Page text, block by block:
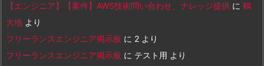
【エンジニア】【案件】AWS技術問い合わせ、ナレッジ提供 に 鶴
大地 より
フリーランスエンジニア掲示板 に 2 より
フリーランスエンジニア掲示板 に テスト用 より